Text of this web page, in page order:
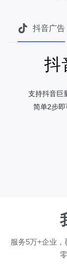
抖音广告
抖
支持抖音巨
简单2步即
服务5万+企业，